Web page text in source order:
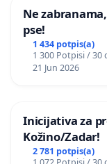
Ne
pse!
1 434 potpis(a)
1 300 Potpisi / 30
21 Jun 2026
Inicijativa za
Kožino/Zadar!
2 781 potpis(a)